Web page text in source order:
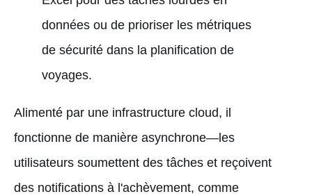
données ou de prioriser les métriques
de sécurité dans la planification de
voyages.
Alimenté par une infrastructure cloud, il
fonctionne de manière asynchrone—les
utilisateurs soumettent des tâches et reçoivent
des notifications à l'achèvement, comme